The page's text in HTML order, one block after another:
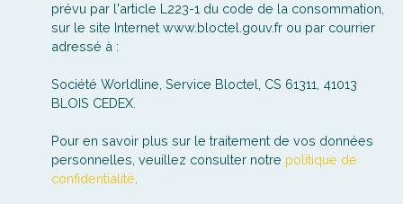
prévu par l'article L223-1 du code de la consommation,
sur le site Internet www.bloctel.gouv.fr ou par courrier
adressé à :
Société Worldline, Service Bloctel, CS 61311, 41013
BLOIS CEDEX.
Pour en savoir plus sur le traitement de vos données
personnelles, veuillez consulter notre politique de
confidentialité